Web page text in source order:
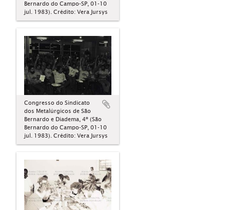
Bernardo do Campo-SP, 01-10
jul. 1983). Crédito: Vera Jursys
Congresso do Sindicato
dos Metalúrgicos de São
Bernardo e Diadema, 4º (São
Bernardo do Campo-SP, 01-10
jul. 1983). Crédito: Vera Jursys